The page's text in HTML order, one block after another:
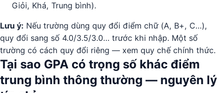
Giỏi, Khá, Trung bình).
Lưu ý: Nếu trường dùng quy đổi điểm chữ (A, B+, C…),
quy đổi sang số 4.0/3.5/3.0… trước khi nhập. Một số
trường có cách quy đổi riêng — xem quy chế chính thức.
Tại sao GPA có trọng số khác điểm
trung bình thông thường — nguyên lý